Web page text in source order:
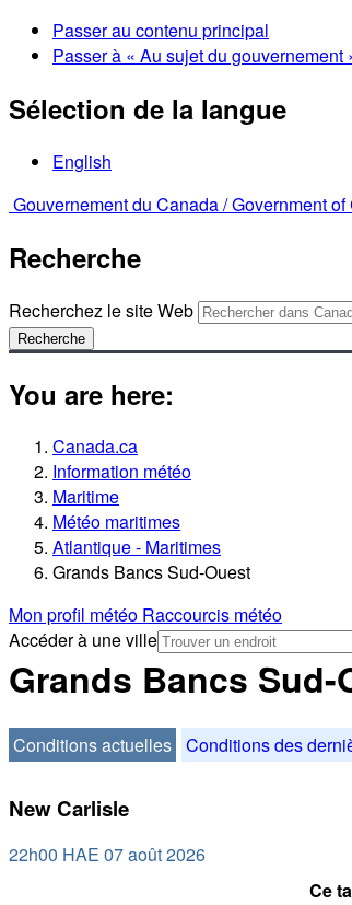
Passer au contenu principal
Passer à « Au sujet du gouvernement
Sélection de la langue
English
Gouvernement du Canada /Government
Recherche
Recherchez le site Web
Recherche
You are here:
Canada.ca
Information météo
Maritime
Météo maritimes
Atlantique - Maritimes
Grands Bancs Sud-Ouest
Mon profil météo Raccourcis météo
Accéder à une ville
Grands Bancs
Conditions actuelles Conditions des
New Carlisle
22h00 HAE 07 août 2026
Ce